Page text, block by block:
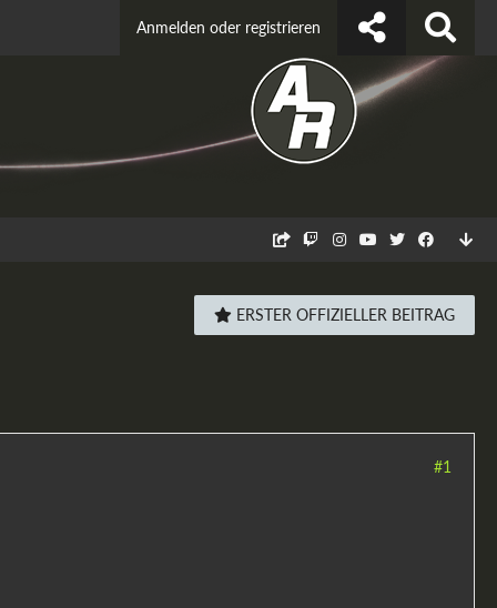
Anmelden oder registrieren
ERSTER OFFIZIELLER BEITRAG
#1